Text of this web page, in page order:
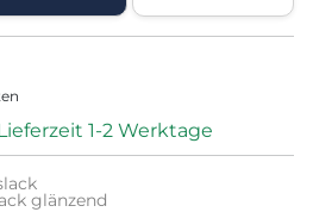
1-2 Werktage
glänzend